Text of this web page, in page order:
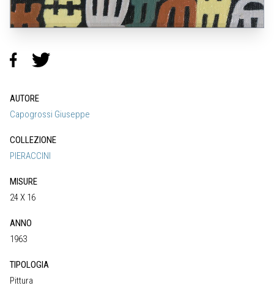
AUTORE
Capogrossi Giuseppe
COLLEZIONE
PIERACCINI
MISURE
24 X 16
ANNO
1963
TIPOLOGIA
Pittura